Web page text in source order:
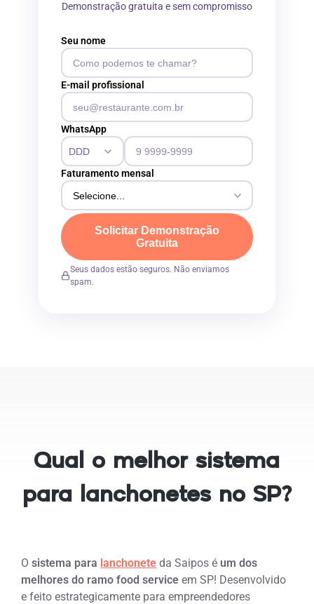
Demonstração gratuita e sem compromisso
Seu nome
E-mail profissional
WhatsApp
Faturamento mensal
Solicitar Demonstração
Gratuita
Seus dados estão seguros. Não enviamos
spam.
Qual o melhor sistema
para lanchonetes no SP?
Osistema para lanchonete da Saipos é um dos
melhores do ramo food service em SP! Desenvolvido
e feito estrategicamente para empreendedores